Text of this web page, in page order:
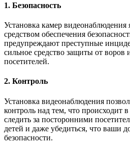
1. Безопасность
Установка камер
средством обеспечения
предупреждают преступные
сильное средство защиты от воров
посетителей.
2. Контроль
Установка видеонаблюдения
контроль над тем, что
следить за посторонними
детей и даже убедиться, что ваши
безопасности.